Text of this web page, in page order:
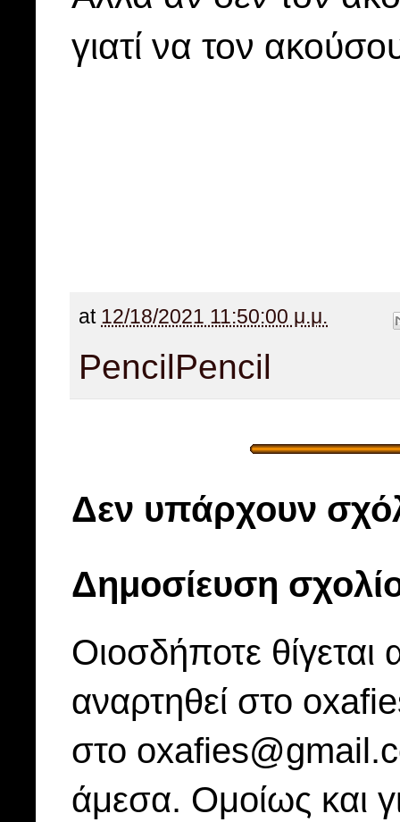
γιατί να τον
at 12/18/2021 11:50:00 μ.μ.
PencilPencil
Δεν υπάρχουν
Δημοσίευση
Οιοσδήποτε
αναρτηθεί στο
στο
άμεσα. Ομοίως και